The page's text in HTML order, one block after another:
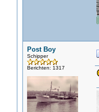
Post Boy
Schipper
Berichten: 1317